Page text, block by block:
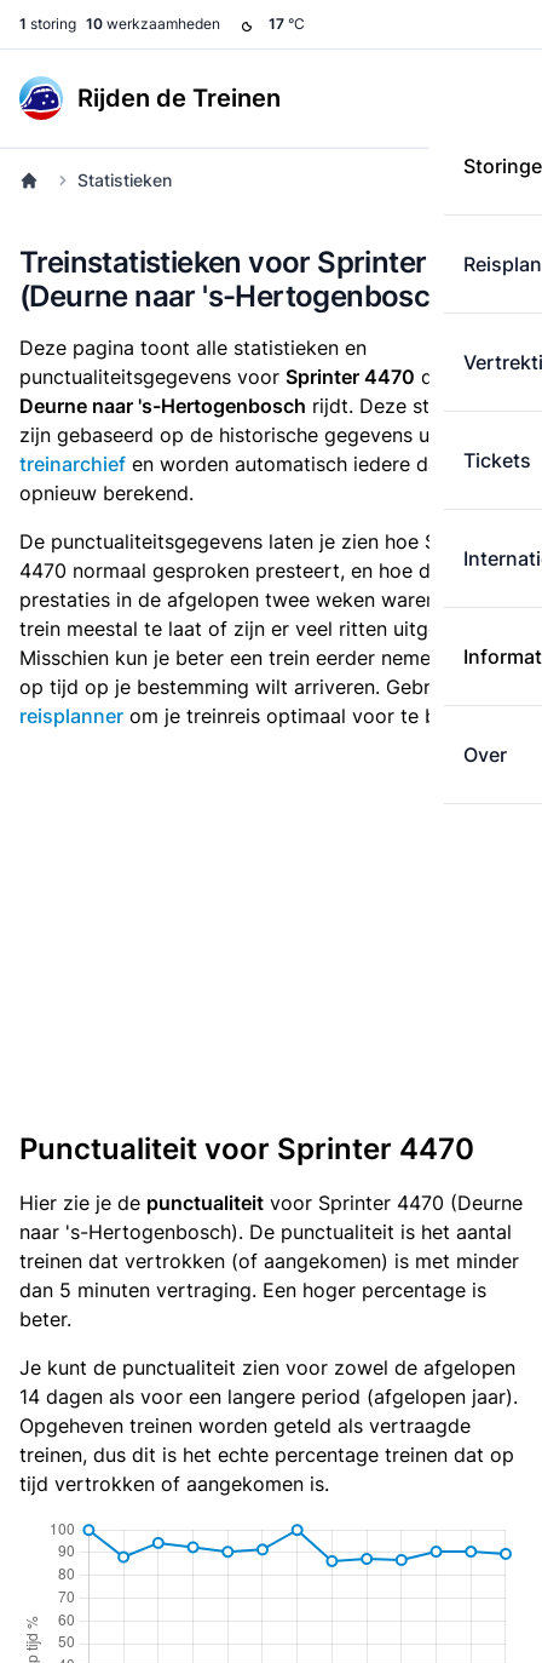
1 storing 10 werkzaamheden 17 °C
Rijden de Treinen
Tickets
Over
Statistieken
Treinstatistieken voor Sprinter 4470
(Deurne naar 's-Hertogenbosch)
Deze pagina toont alle statistieken en
punctualiteitsgegevens voor Sprinter 4470 die
van
Deurne naar 's-Hertogenbosch rijdt. Deze statistieken
zijn gebaseerd op de historische gegevens uit het
treinarchief en worden automatisch iedere dag
opnieuw berekend.
De punctualiteitsgegevens laten je zien hoe Sprinter
4470 normaal gesproken presteert, en hoe de
prestaties in de afgelopen twee weken waren. Is deze
trein meestal te laat of zijn er veel ritten uitgevallen?
Misschien kun je beter een trein eerder nemen als je
op tijd op je bestemming wilt arriveren. Gebruik de
reisplanner om je treinreis optimaal voor te bereiden.
Punctualiteit voor Sprinter 4470
Hier zie je de punctualiteit voor Sprinter 4470 (Deurne
naar 's-Hertogenbosch). De punctualiteit is het aantal
treinen dat vertrokken (of aangekomen) is met minder
dan 5 minuten vertraging. Een hoger percentage is
beter.
Je kunt de punctualiteit zien voor zowel de afgelopen
14 dagen als voor een langere period (afgelopen jaar).
Opgeheven treinen worden geteld als vertraagde
treinen, dus dit is het echte percentage treinen dat op
tijd vertrokken of aangekomen is.